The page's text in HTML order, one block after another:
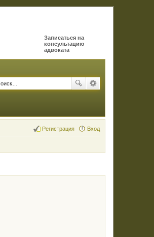
Записаться на
консультацию
адвоката
Вход
Регистрация